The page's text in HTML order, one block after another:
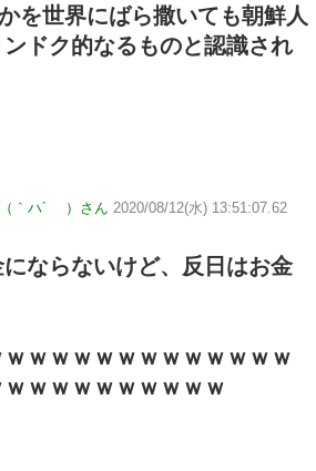
を世界にばら撒いても朝鮮人
ドク的なるものと認識され
（｀ハ´ ）さん 2020/08/12(水) 13:51:07.62
ならないけど、反日はお金
ｗｗｗｗｗｗｗｗｗｗｗｗ
ｗｗｗｗｗｗｗｗｗ